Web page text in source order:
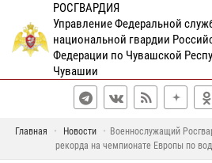
РОСГВАРДИЯ
Управление Федеральной
национальной гвардии
Федерации по Чувашской
Чувашии
Главная Новости
Военнослужащий
рекорда на чемпионате Европы по